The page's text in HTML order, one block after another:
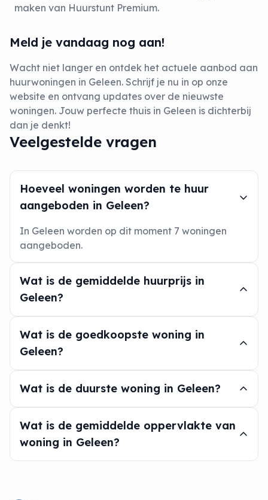
maken van Huurstunt Premium.
Meld je vandaag nog aan!
Wacht niet langer en ontdek het actuele aanbod aan
huurwoningen in Geleen. Schrijf je nu in op onze
website en ontvang updates over de nieuwste
woningen. Jouw perfecte thuis in Geleen is dichterbij
dan je denkt!
Veelgestelde vragen
Hoeveel woningen worden te huur
aangeboden in Geleen?
In Geleen worden op dit moment 7 woningen
aangeboden.
Wat is de gemiddelde huurprijs in
Geleen?
Wat is de goedkoopste woning in
Geleen?
Wat is de duurste woning in Geleen?
Wat is de gemiddelde oppervlakte van
woning in Geleen?